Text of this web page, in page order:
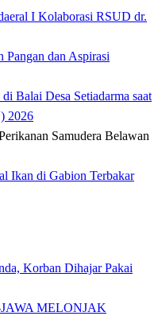
I Kolaborasi RSUD dr.
dan Aspirasi
Balai Desa Setiadarma saat
2026
Ikan di Gabion Terbakar
Korban Dihajar Pakai
MELONJAK